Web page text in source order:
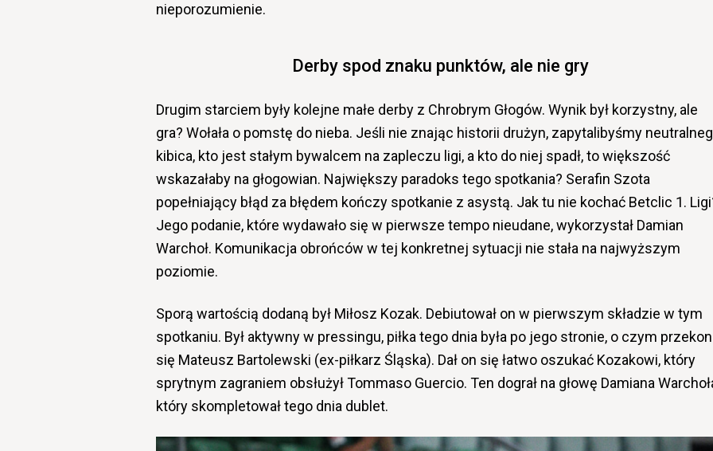
nieporozumienie.
Derby spod znaku punktów, ale nie gry
Drugim starciem były kolejne małe derby z Chrobrym Głogów. Wynik był korzystny, ale
gra? Wołała o pomstę do nieba. Jeśli nie znając historii drużyn, zapytalibyśmy
kibica, kto jest stałym bywalcem na zapleczu ligi, a kto do niej spadł, to większość
wskazałaby na głogowian. Największy paradoks tego spotkania? Serafin Szota
popełniający błąd za błędem kończy spotkanie z asystą. Jak tu nie kochać Betclic 1.
Jego podanie, które wydawało się w pierwsze tempo nieudane, wykorzystał Damian
Warchoł. Komunikacja obrońców w tej konkretnej sytuacji nie stała na najwyższym
poziomie.
Sporą wartością dodaną był Miłosz Kozak. Debiutował on w pierwszym składzie w tym
spotkaniu. Był aktywny w pressingu, piłka tego dnia była po jego stronie, o czym
się Mateusz Bartolewski (ex-piłkarz Śląska). Dał on się łatwo oszukać Kozakowi, który
sprytnym zagraniem obsłużył Tommaso Guercio. Ten dograł na głowę Damiana
który skompletował tego dnia dublet.